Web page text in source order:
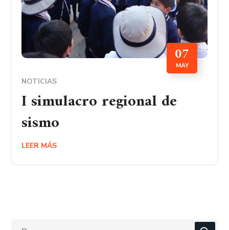
07
MAY
NOTICIAS
I simulacro regional de
sismo
LEER MÁS